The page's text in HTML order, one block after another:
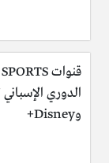
وDisney+